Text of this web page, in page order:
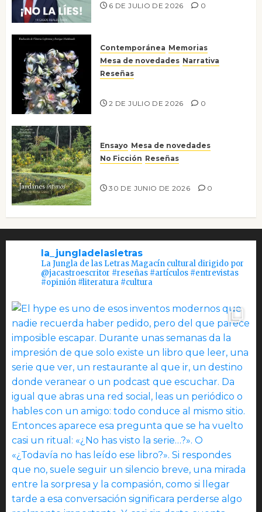
6 DE JULIO DE 2026 0
Contemporánea Memorias
Mesa de novedades Narrativa
Reseñas
2 DE JULIO DE 2026 0
Ensayo Mesa de novedades
No Ficción Reseñas
30 DE JUNIO DE 2026 0
la_jungladelasletras
La Jungla de las Letras Magacín cultural dirigido por
@jacastroescritor #reseñas #artículos #entrevistas
#opinión #literatura #cultura